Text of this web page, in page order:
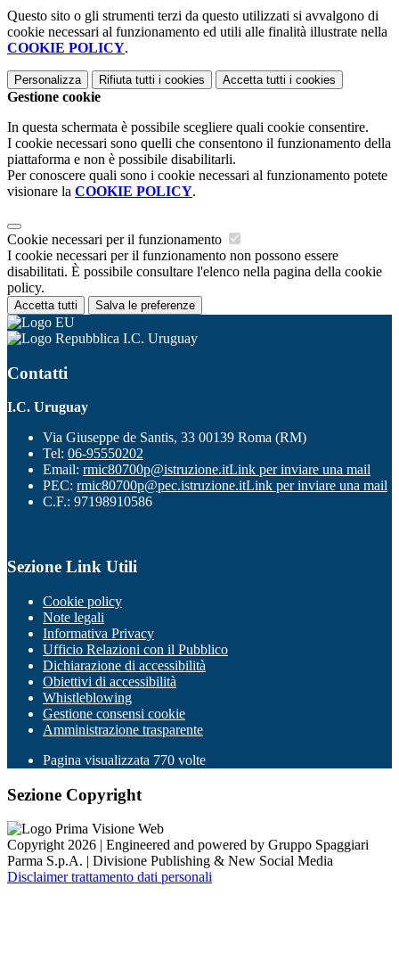
Questo sito o gli strumenti terzi da questo utilizzati si avvalgono di
cookie necessari al funzionamento ed utili alle finalità illustrate nella
COOKIE POLICY.
Personalizza Rifiuta tutti i cookies Accetta tutti i cookies
Gestione cookie
In questa schermata è possibile scegliere quali cookie consentire.
I cookie necessari sono quelli che consentono il funzionamento della
piattaforma e non è possibile disabilitarli.
Per conoscere quali sono i cookie necessari al funzionamento potete
visionare la COOKIE POLICY.
Cookie necessari per il funzionamento
I cookie necessari per il funzionamento non possono essere
disabilitati. È possibile consultare l'elenco nella pagina della cookie
policy.
Accetta tutti Salva le preferenze
I.C. Uruguay
Contatti
I.C. Uruguay
Via Giuseppe de Santis, 33 00139 Roma (RM)
Tel: 06-95550202
Email: rmic80700p@istruzione.itLink per inviare una mail
PEC: rmic80700p@pec.istruzione.itLink per inviare una mail
C.F.: 97198910586
Sezione Link Utili
Cookie policy
Note legali
Informativa Privacy
Ufficio Relazioni con il Pubblico
Dichiarazione di accessibilità
Obiettivi di accessibilità
Whistleblowing
Gestione consensi cookie
Amministrazione trasparente
Pagina visualizzata 770 volte
Sezione Copyright
Copyright 2026 | Engineered and powered by Gruppo Spaggiari
Parma S.p.A. | Divisione Publishing & New Social Media
Disclaimer trattamento dati personali